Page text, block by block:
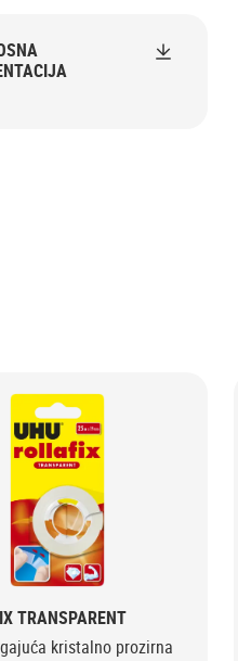
TRANSPARENT
kristalno prozirna